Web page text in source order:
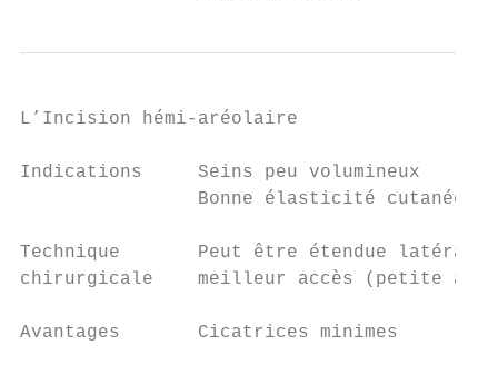
L’Incision hémi-aréolaire
Indications     Seins peu volumineux
                Bonne élasticité cutanée
Technique       Peut être étendue
chirurgicale    meilleur accès (petite
Avantages       Cicatrices minimes